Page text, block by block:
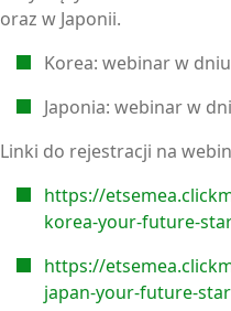
oraz w Japonii.
Korea: webinar w
Japonia: webinar w
Linki do rejestracji na
https://
korea-your-future-
https://
japan-your-future-